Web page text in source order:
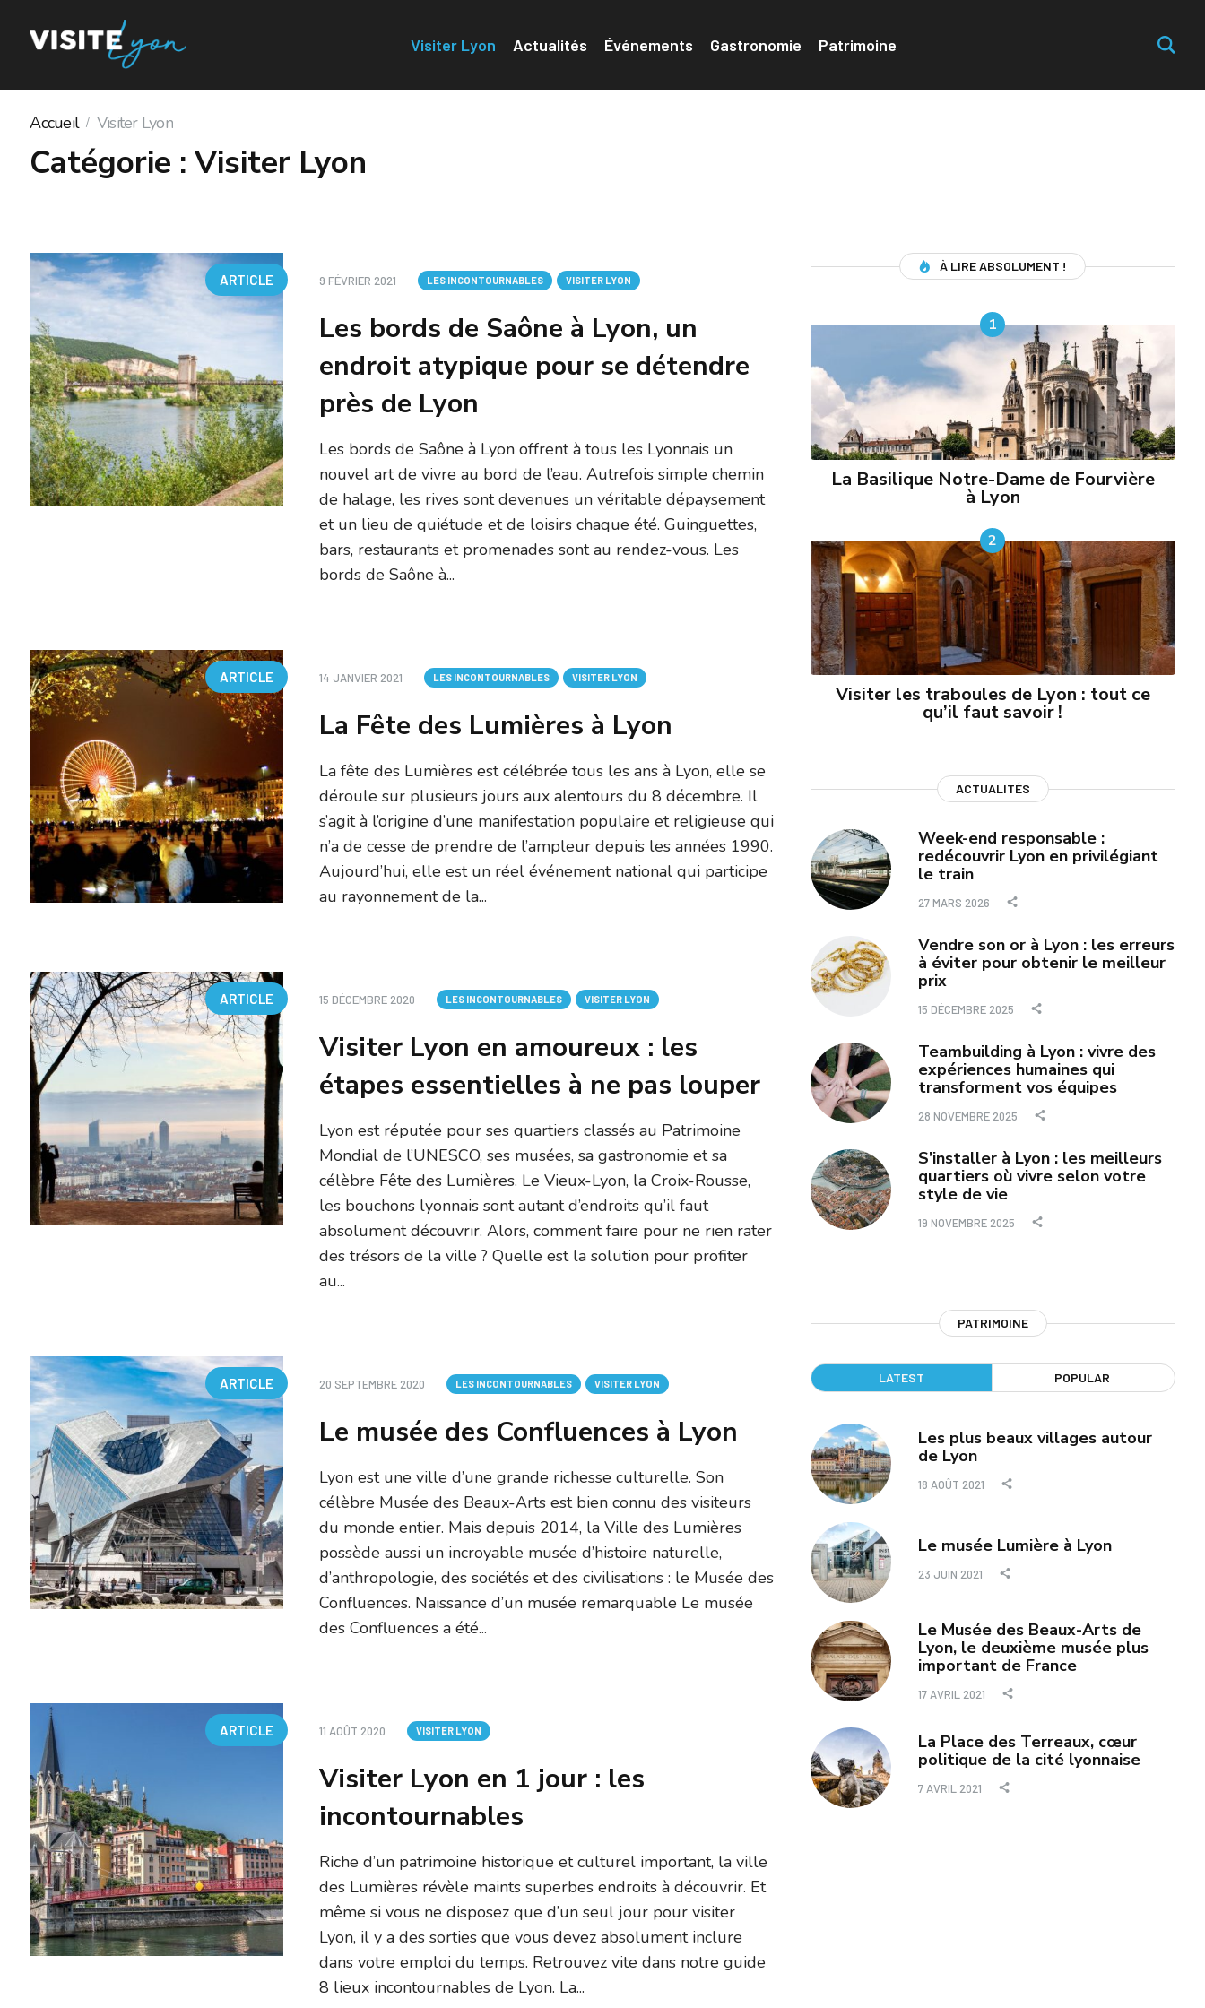
Visiter Lyon Actualités Événements Gastronomie Patrimoine
Accueil Visiter Lyon
Catégorie :Visiter Lyon
ARTICLE 9 FÉVRIER 2021 LES INCONTOURNABLES VISITER LYON
Les bords de Saône à Lyon, un
endroit atypique pour se détendre
près de Lyon
Les bords de Saône à Lyon offrent à tous les Lyonnais un
nouvel art de vivre au bord de l’eau. Autrefois simple chemin
de halage, les rives sont devenues un véritable dépaysement
et un lieu de quiétude et de loisirs chaque été. Guinguettes,
bars, restaurants et promenades sont au rendez-vous. Les
bords de Saône à...
ARTICLE 14 JANVIER 2021 LES INCONTOURNABLES VISITER LYON
La Fête des Lumières à Lyon
La fête des Lumières est célébrée tous les ans à Lyon, elle se
déroule sur plusieurs jours aux alentours du 8 décembre. Il
s’agit à l’origine d’une manifestation populaire et religieuse qui
n’a de cesse de prendre de l’ampleur depuis les années 1990.
Aujourd’hui, elle est un réel événement national qui participe
au rayonnement de la...
ARTICLE 15 DÉCEMBRE 2020 LES INCONTOURNABLES VISITER LYON
Visiter Lyon en amoureux : les
étapes essentielles à ne pas louper
Lyon est réputée pour ses quartiers classés au Patrimoine
Mondial de l’UNESCO, ses musées, sa gastronomie et sa
célèbre Fête des Lumières. Le Vieux-Lyon, la Croix-Rousse,
les bouchons lyonnais sont autant d’endroits qu’il faut
absolument découvrir. Alors, comment faire pour ne rien rater
des trésors de la ville ? Quelle est la solution pour profiter
au...
ARTICLE 20 SEPTEMBRE 2020 LES INCONTOURNABLES VISITER LYON
Le musée des Confluences à Lyon
Lyon est une ville d’une grande richesse culturelle. Son
célèbre Musée des Beaux-Arts est bien connu des visiteurs
du monde entier. Mais depuis 2014, la Ville des Lumières
possède aussi un incroyable musée d’histoire naturelle,
d’anthropologie, des sociétés et des civilisations : le Musée des
Confluences. Naissance d’un musée remarquable Le musée
des Confluences a été...
ARTICLE 11 AOÛT 2020 VISITER LYON
Visiter Lyon en 1 jour : les
incontournables
Riche d’un patrimoine historique et culturel important, la ville
des Lumières révèle maints superbes endroits à découvrir. Et
même si vous ne disposez que d’un seul jour pour visiter
Lyon, il y a des sorties que vous devez absolument inclure
dans votre emploi du temps. Retrouvez vite dans notre guide
8 lieux incontournables de Lyon. La...
À LIRE ABSOLUMENT !
1
La Basilique Notre-Dame de Fourvière
à Lyon
2
Visiter les traboules de Lyon : tout ce
qu’il faut savoir !
ACTUALITÉS
Week-end responsable :
redécouvrir Lyon en privilégiant
le train
27 MARS 2026
Vendre son or à Lyon : les erreurs
à éviter pour obtenir le meilleur
prix
15 DÉCEMBRE 2025
Teambuilding à Lyon : vivre des
expériences humaines qui
transforment vos équipes
28 NOVEMBRE 2025
S’installer à Lyon : les meilleurs
quartiers où vivre selon votre
style de vie
19 NOVEMBRE 2025
PATRIMOINE
LATEST POPULAR
Les plus beaux villages autour
de Lyon
18 AOÛT 2021
Le musée Lumière à Lyon
23 JUIN 2021
Le Musée des Beaux-Arts de
Lyon, le deuxième musée plus
important de France
17 AVRIL 2021
La Place des Terreaux, cœur
politique de la cité lyonnaise
7 AVRIL 2021